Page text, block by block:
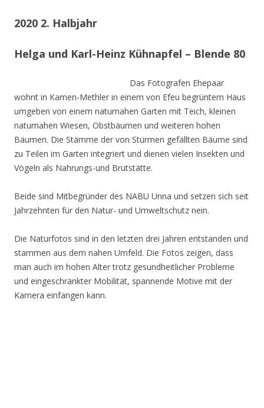
2020 2. Halbjahr
Helga und Karl-Heinz Kühnapfel – Blende 80
Das Fotografen Ehepaar
wohnt in Kamen-Methler in einem von Efeu begrüntem Haus
umgeben von einem naturnahen Garten mit Teich, kleinen
naturnahen Wiesen, Obstbäumen und weiteren hohen
Bäumen. Die Stämme der von Stürmen gefällten Bäume sind
zu Teilen im Garten integriert und dienen vielen Insekten und
Vögeln als Nahrungs-und Brutstätte.
Beide sind Mitbegründer des NABU Unna und setzen sich seit
Jahrzehnten für den Natur- und Umweltschutz nein.
Die Naturfotos sind in den letzten drei Jahren entstanden und
stammen aus dem nahen Umfeld. Die Fotos zeigen, dass
man auch im hohen Alter trotz gesundheitlicher Probleme
und eingeschränkter Mobilität, spannende Motive mit der
Kamera einfangen kann.